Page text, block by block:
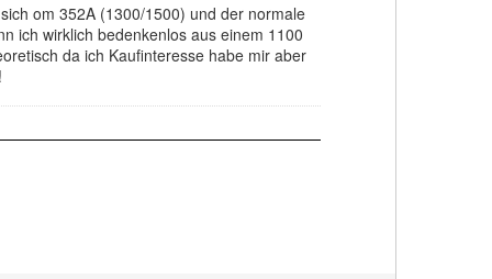
om 352A (1300/1500) und der normale
ich wirklich bedenkenlos aus einem 1100
da ich Kaufinteresse habe mir aber